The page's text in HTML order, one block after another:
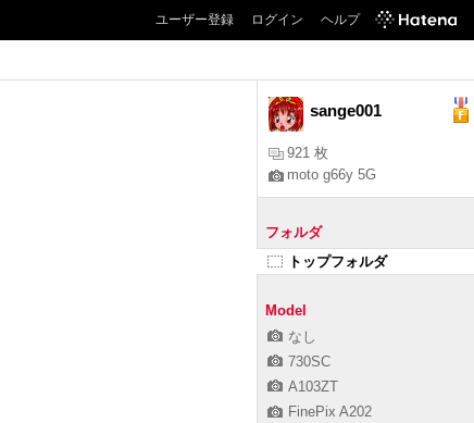
ユーザー登録 ログイン ヘルプ
sange001
921 枚
moto g66y 5G
フォルダ
トップフォルダ
Model
なし
730SC
A103ZT
FinePix A202